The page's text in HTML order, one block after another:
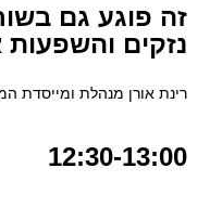
זה פוגע גם
נזקים והשפעות
רינת אורן מנהלת ומייסדת
12:30-13:00